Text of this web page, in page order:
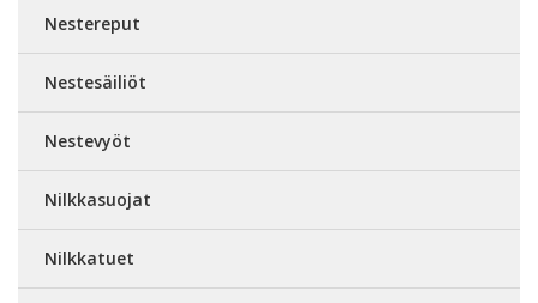
Nestereput
Nestesäiliöt
Nestevyöt
Nilkkasuojat
Nilkkatuet